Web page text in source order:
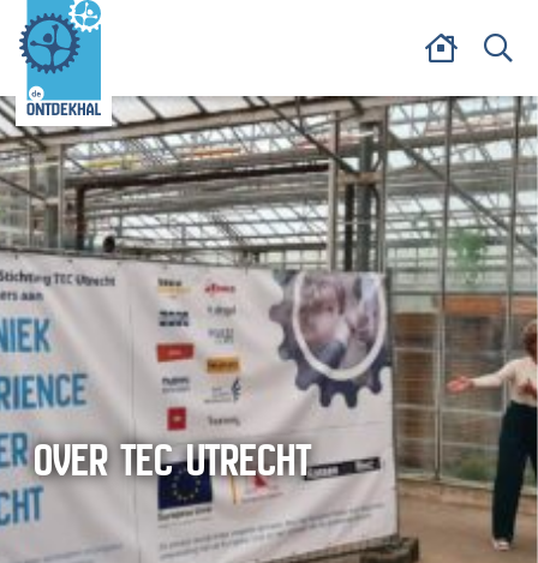
OVER TEC UTRECHT